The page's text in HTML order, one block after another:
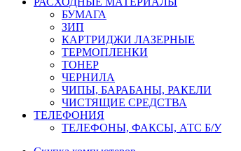
БУМАГА
ЗИП
КАРТРИДЖИ ЛАЗЕРНЫЕ
ТЕРМОПЛЕНКИ
ТОНЕР
ЧЕРНИЛА
ЧИПЫ, БАРАБАНЫ, РАКЕЛИ
ЧИСТЯЩИЕ СРЕДСТВА
ТЕЛЕФОНИЯ
ТЕЛЕФОНЫ, ФАКСЫ, АТС Б/У